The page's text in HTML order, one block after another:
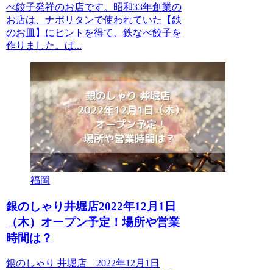
べ餃子発祥のお店です。昭和33年創業の
お店は、ナポリタンで使われていた【鉄
のお皿】にヒントを得て、鉄なべ餃子を
作りました。ぱ...
福岡
銀のしゃり井堀店2022年12月1日
（木）オープン予定！場所や営業
時間は？
銀のしゃり 井堀店 2022年12月1日